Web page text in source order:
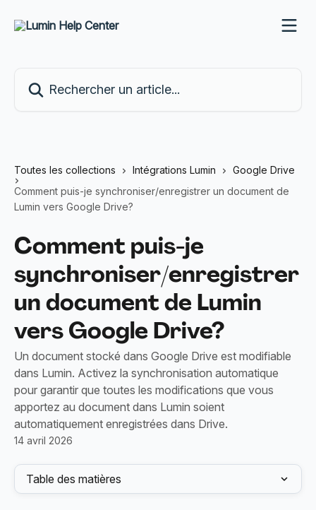
Toutes les collections Intégrations Lumin
Google Drive
Comment puis-je synchroniser/enregistrer un document de
Lumin vers Google Drive?
Comment puis-je
synchroniser/enregistrer
un document de Lumin
vers Google Drive?
Un document stocké dans Google Drive est modifiable
dans Lumin. Activez la synchronisation automatique
pour garantir que toutes les modifications que vous
apportez au document dans Lumin soient
automatiquement enregistrées dans Drive.
14 avril 2026
Table des matières